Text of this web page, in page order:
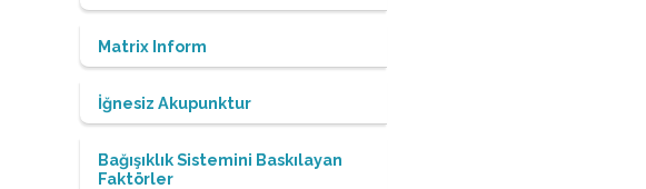
Matrix Inform
İğnesiz Akupunktur
Bağışıklık Sistemini Baskılayan
Faktörler